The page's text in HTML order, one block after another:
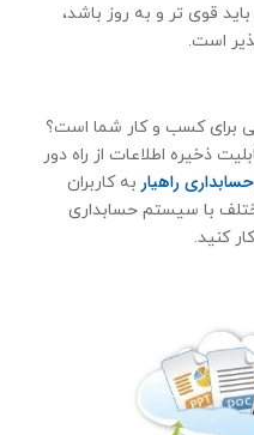
قوی تر و به روز باشد،
است.
برای كسب و كار شما است؟
ذخیره اطلاعات از راه دور
حسابداری راهیار به کاربران
با سیستم حسابداری
کنید.